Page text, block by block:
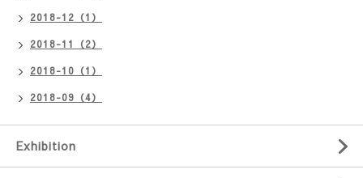
2018-12（1）
2018-11（2）
2018-10（1）
2018-09（4）
Exhibition